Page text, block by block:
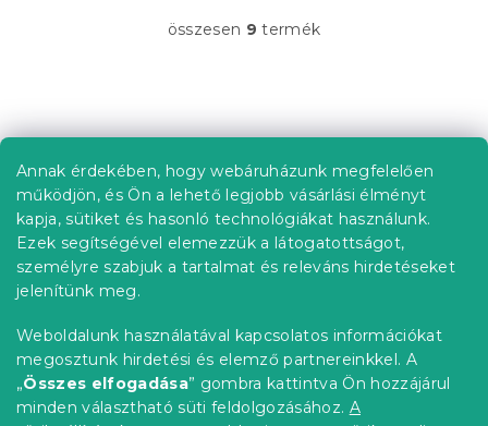
Annak érdekében, hogy webáruházunk megfelelően
működjön, és Ön a lehető legjobb vásárlási élményt
kapja, sütiket és hasonló technológiákat használunk.
Ezek segítségével elemezzük a látogatottságot,
személyre szabjuk a tartalmat és releváns hirdetéseket
jelenítünk meg.
Weboldalunk használatával kapcsolatos információkat
megosztunk hirdetési és elemző partnereinkkel. A
„Összes elfogadása” gombra kattintva Ön hozzájárul
minden választható süti feldolgozásához. A
L
i
r
á
n
y
í
t
e
l
e
m
e
összesen 9 termék
á
Információ az Ön számára
Rendelés követése
Szállítási lehetőségek
Fizetési lehetőségek
Reklamáció és áruvisszaküldés
Elérhetőség
Általános szerződési feltételek
Adatvédelmi nyilatkozat
Blog